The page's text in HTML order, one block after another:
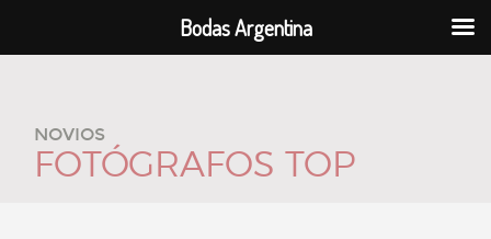
NOVIOS
FOTÓGRAFOS TOP
Bodas Argentina